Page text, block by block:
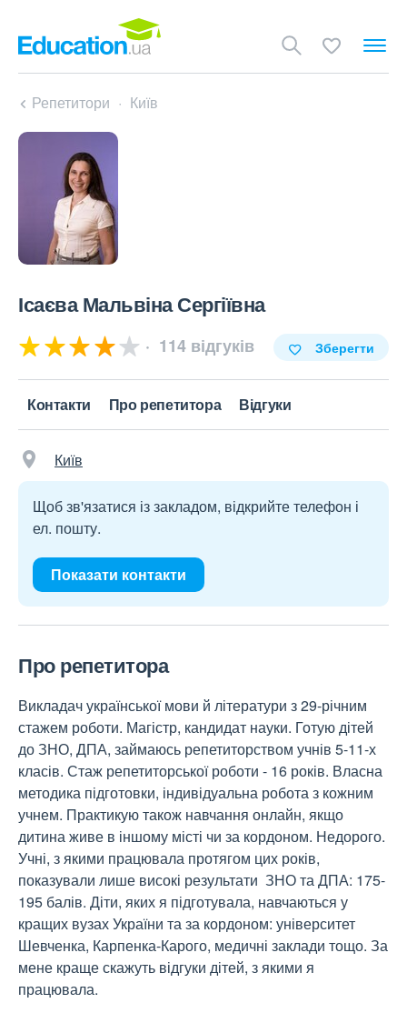
Репетитори Київ
Ісаєва Мальвіна Сергіївна
114 відгуків Зберегти
Контакти Про репетитора Відгуки
Київ
Щоб зв'язатися із закладом, відкрийте телефон і
ел. пошту.
Показати контакти
Про репетитора
Викладач української мови й літератури з 29-річним
стажем роботи. Магістр, кандидат науки. Готую дітей
до ЗНО, ДПА, займаюсь репетиторством учнів 5-11-х
класів. Стаж репетиторської роботи - 16 років. Власна
методика підготовки, індивідуальна робота з кожним
учнем. Практикую також навчання онлайн, якщо
дитина живе в іншому місті чи за кордоном. Недорого.
Учні, з якими працювала протягом цих років,
показували лише високі результати ЗНО та ДПА: 175-
195 балів. Діти, яких я підготувала, навчаються у
кращих вузах України та за кордоном: університет
Шевченка, Карпенка-Карого, медичні заклади тощо. За
мене краще скажуть відгуки дітей, з якими я
працювала.